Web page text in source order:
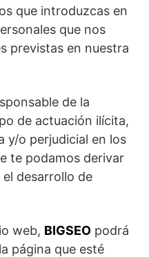
que introduzcas en
que nos
previstas en nuestra
de la
de actuación ilícita,
y/o perjudicial en los
te podamos derivar
desarrollo de
web, BIGSEO podrá
página que esté